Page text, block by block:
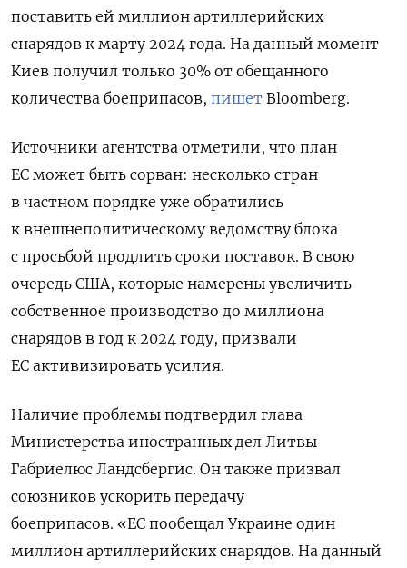
поставить ей миллион артиллерийских
снарядов к марту 2024 года. На данный момент
Киев получил только 30% от обещанного
количества боеприпасов, пишет Bloomberg.
Источники агентства отметили, что план
ЕС может быть сорван: несколько стран
в частном порядке уже обратились
к внешнеполитическому ведомству блока
с просьбой продлить сроки поставок. В свою
очередь США, которые намерены увеличить
собственное производство до миллиона
снарядов в год к 2024 году, призвали
ЕС активизировать усилия.
Наличие проблемы подтвердил глава
Министерства иностранных дел Литвы
Габриелюс Ландсбергис. Он также призвал
союзников ускорить передачу
боеприпасов. «ЕС пообещал Украине один
миллион артиллерийских снарядов. На данный